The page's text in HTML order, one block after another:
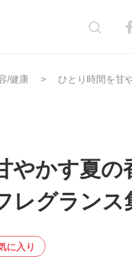
/健康 ひとり時間を甘
やかす夏
レグランス
に入り